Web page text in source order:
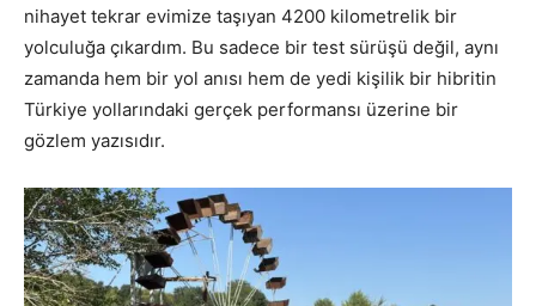
nihayet tekrar evimize taşıyan 4200 kilometrelik bir
yolculuğa çıkardım. Bu sadece bir test sürüşü değil, aynı
zamanda hem bir yol anısı hem de yedi kişilik bir hibritin
Türkiye yollarındaki gerçek performansı üzerine bir
gözlem yazısıdır.